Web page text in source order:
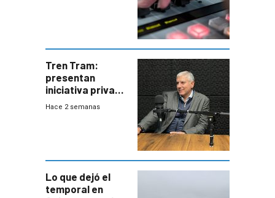
Tren Tram:
presentan
iniciativa privada
para una red de
Hace 2 semanas
Lo que dejó el
temporal en